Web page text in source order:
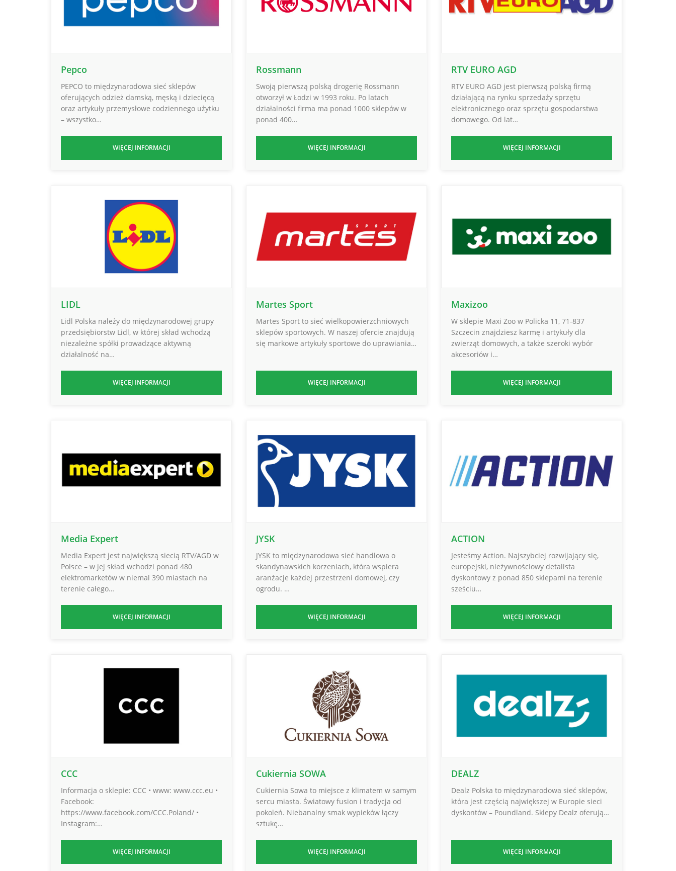
Pepco
PEPCO to międzynarodowa sieć sklepów
oferujących odzież damską, męską i dziecięcą
oraz artykuły przemysłowe codziennego użytku
– wszystko…
WIĘCEJ INFORMACJI
Rossmann
Swoją pierwszą polską drogerię Rossmann
otworzył w Łodzi w 1993 roku. Po latach
działalności firma ma ponad 1000 sklepów w
ponad 400…
WIĘCEJ INFORMACJI
RTV EURO AGD
RTV EURO AGD jest pierwszą polską firmą
działającą na rynku sprzedaży sprzętu
elektronicznego oraz sprzętu gospodarstwa
domowego. Od lat…
WIĘCEJ INFORMACJI
LIDL
Lidl Polska należy do międzynarodowej grupy
przedsiębiorstw Lidl, w której skład wchodzą
niezależne spółki prowadzące aktywną
działalność na…
WIĘCEJ INFORMACJI
Martes Sport
Martes Sport to sieć wielkopowierzchniowych
sklepów sportowych. W naszej ofercie znajdują
się markowe artykuły sportowe do uprawiania…
WIĘCEJ INFORMACJI
Maxizoo
W sklepie Maxi Zoo w Policka 11, 71-837
Szczecin znajdziesz karmę i artykuły dla
zwierząt domowych, a także szeroki wybór
akcesoriów i…
WIĘCEJ INFORMACJI
Media Expert
Media Expert jest największą siecią RTV/AGD w
Polsce – w jej skład wchodzi ponad 480
elektromarketów w niemal 390 miastach na
terenie całego…
WIĘCEJ INFORMACJI
JYSK
JYSK to międzynarodowa sieć handlowa o
skandynawskich korzeniach, która wspiera
aranżacje każdej przestrzeni domowej, czy
ogrodu. …
WIĘCEJ INFORMACJI
ACTION
Jesteśmy Action. Najszybciej rozwijający się,
europejski, nieżywnościowy detalista
dyskontowy z ponad 850 sklepami na terenie
sześciu…
WIĘCEJ INFORMACJI
CCC
Informacja o sklepie: CCC • www: www.ccc.eu •
Facebook:
https://www.facebook.com/CCC.Poland/ •
Instagram:…
WIĘCEJ INFORMACJI
Cukiernia SOWA
Cukiernia Sowa to miejsce z klimatem w samym
sercu miasta. Światowy fusion i tradycja od
pokoleń. Niebanalny smak wypieków łączy
sztukę…
WIĘCEJ INFORMACJI
DEALZ
Dealz Polska to międzynarodowa sieć sklepów,
która jest częścią największej w Europie sieci
dyskontów – Poundland. Sklepy Dealz oferują…
WIĘCEJ INFORMACJI